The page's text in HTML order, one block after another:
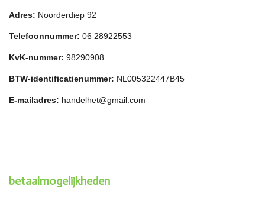
Adres: Noorderdiep 92
Telefoonnummer: 06 28922553
KvK-nummer: 98290908
BTW-identificatienummer: NL005322447B45
E-mailadres: handelhet@gmail.com
betaalmogelijkheden